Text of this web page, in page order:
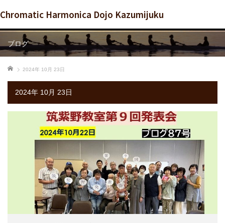
Chromatic Harmonica Dojo Kazumijuku
ブログ
ホーム 2024年 10月 23日
2024年 10月 23日